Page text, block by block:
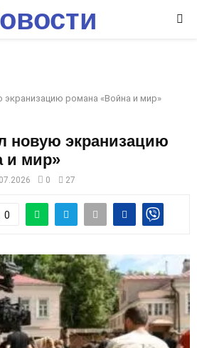
романа «Война и мир»
новую экранизацию
и мир»
0 27
0